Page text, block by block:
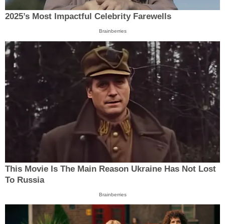
2025’s Most Impactful Celebrity Farewells
Brainberries
This Movie Is The Main Reason Ukraine Has Not Lost
To Russia
Brainberries